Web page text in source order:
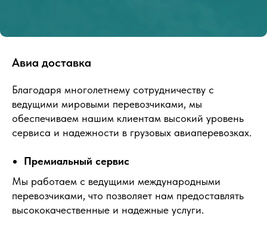
Авиа доставка
Благодаря многолетнему сотрудничеству с
ведущими мировыми перевозчиками, мы
обеспечиваем нашим клиентам высокий уровень
сервиса и надежности в грузовых авиаперевозках.
Премиальный сервис
Мы работаем с ведущими международными
перевозчиками, что позволяет нам предоставлять
высококачественные и надежные услуги.